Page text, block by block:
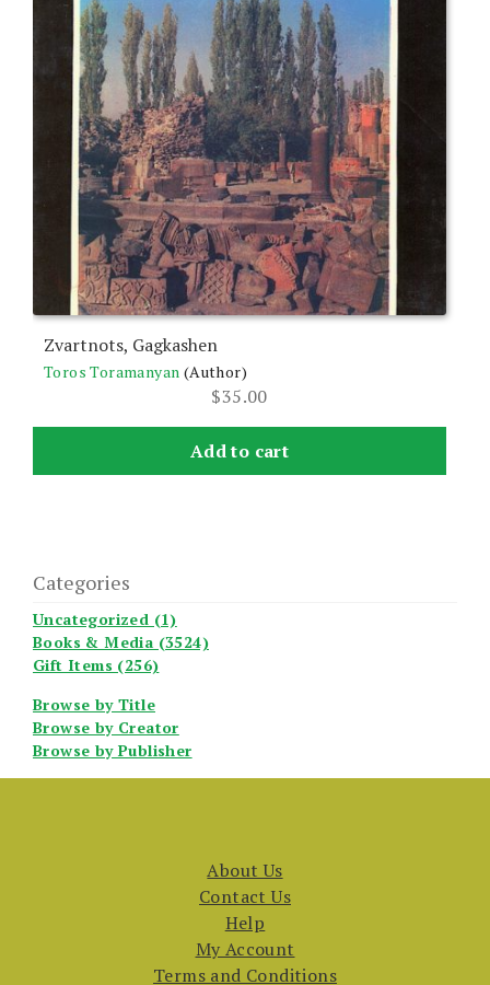
Zvartnots, Gagkashen
Toros Toramanyan (Author)
$35.00
Add to cart
Categories
Uncategorized (1)
Books & Media (3524)
Gift Items (256)
Browse by Title
Browse by Creator
Browse by Publisher
About Us
Contact Us
Help
My Account
Terms and Conditions